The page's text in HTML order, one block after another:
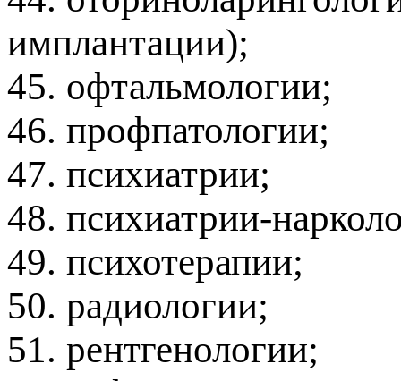
имплантации);
45. офтальмологии;
46. профпатологии;
47. психиатрии;
48. психиатрии-
49. психотерапии;
50. радиологии;
51. рентгенологии;